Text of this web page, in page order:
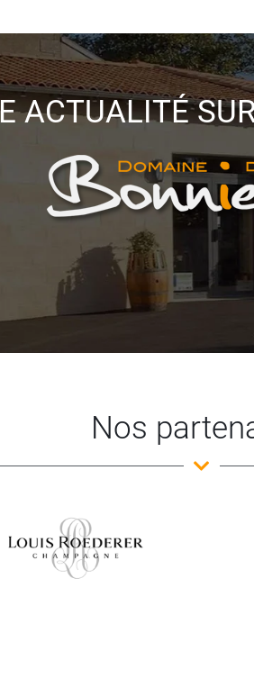
ACTUALITÉ
Nos